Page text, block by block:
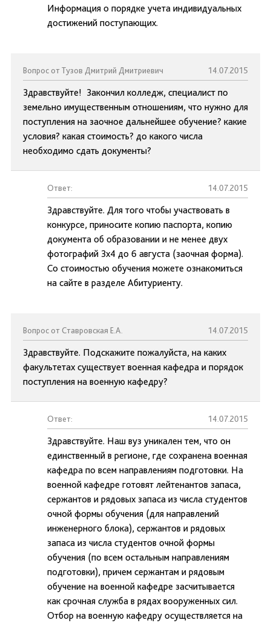
Информация о порядке учета индивидуальных
достижений поступающих.
Вопрос от Тузов Дмитрий Дмитриевич 14.07.2015
Здравствуйте! Закончил колледж, специалист по
земельно имущественным отношениям, что нужно для
поступления на заочное дальнейшее обучение? какие
условия? какая стоимость? до какого числа
необходимо сдать документы?
Ответ: 14.07.2015
Здравствуйте. Для того чтобы участвовать в
конкурсе, приносите копию паспорта, копию
документа об образовании и не менее двух
фотографий 3х4 до 6 августа (заочная форма).
Со стоимостью обучения можете ознакомиться
на сайте в разделе Абитуриенту.
Вопрос от Ставровская Е.А. 14.07.2015
Здравствуйте. Подскажите пожалуйста, на каких
факультетах существует военная кафедра и порядок
поступления на военную кафедру?
Ответ: 14.07.2015
Здравствуйте. Наш вуз уникален тем, что он
единственный в регионе, где сохранена военная
кафедра по всем направлениям подготовки. На
военной кафедре готовят лейтенантов запаса,
сержантов и рядовых запаса из числа студентов
очной формы обучения (для направлений
инженерного блока), сержантов и рядовых
запаса из числа студентов очной формы
обучения (по всем остальным направлениям
подготовки), причем сержантам и рядовым
обучение на военной кафедре засчитывается
как срочная служба в рядах вооруженных сил.
Отбор на военную кафедру осуществляется на